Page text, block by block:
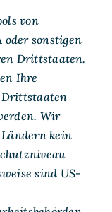
von
sonstigen
Drittstaaten.
Ihre
Drittstaaten
Wir
kein
sind US-